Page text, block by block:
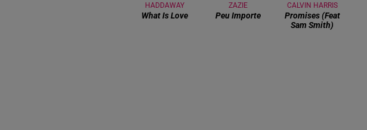
HADDAWAY
What Is Love
ZAZIE
Peu Importe
CALVIN HARRIS
Promises (feat
Sam Smith)